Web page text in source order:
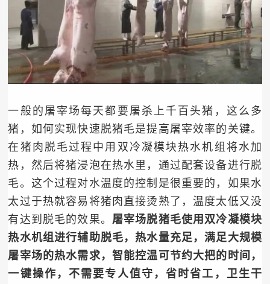
一般的屠宰场每天都要屠杀上千百头猪，这么多
猪，如何实现快速脱猪毛是提高屠宰效率的关键。
在猪肉脱毛过程中用双冷凝模块热水机组将水加
热，然后将猪浸泡在热水里，通过配套设备进行脱
毛。这个过程对水温度的控制是很重要的，如果水
太过于热就容易将猪肉直接烫熟了，温度太低又没
有达到脱毛的效果。 屠宰场脱猪毛使用 双冷凝模块
热水机组 进行辅助脱毛，热水量充足，满足大规模
屠宰场的热水需求，智能控温可节约大把的时间，
一键操作，不需要专人值守，省时省工，卫生干